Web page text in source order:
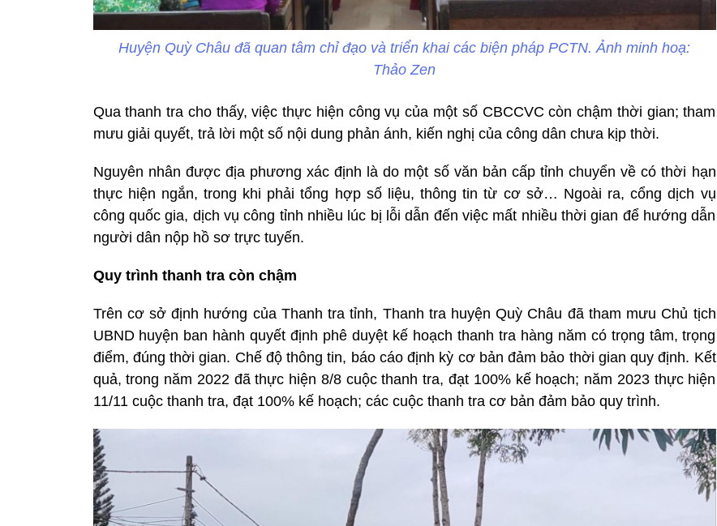
Huyện Quỳ Châu đã quan tâm chỉ đạo và triển khai các biện pháp PCTN. Ảnh minh hoạ:
Thảo Zen
Qua thanh tra cho thấy, việc thực hiện công vụ của một số CBCCVC còn chậm thời gian; tham
mưu giải quyết, trả lời một số nội dung phản ánh, kiến nghị của công dân chưa kịp thời.
Nguyên nhân được địa phương xác định là do một số văn bản cấp tỉnh chuyển về có thời hạn
thực hiện ngắn, trong khi phải tổng hợp số liệu, thông tin từ cơ sở… Ngoài ra, cổng dịch vụ
công quốc gia, dịch vụ công tỉnh nhiều lúc bị lỗi dẫn đến việc mất nhiều thời gian để hướng dẫn
người dân nộp hồ sơ trực tuyến.
Quy trình thanh tra còn chậm
Trên cơ sở định hướng của Thanh tra tỉnh, Thanh tra huyện Quỳ Châu đã tham mưu Chủ tịch
UBND huyện ban hành quyết định phê duyệt kế hoạch thanh tra hàng năm có trọng tâm, trọng
điểm, đúng thời gian. Chế độ thông tin, báo cáo định kỳ cơ bản đảm bảo thời gian quy định. Kết
quả, trong năm 2022 đã thực hiện 8/8 cuộc thanh tra, đạt 100% kế hoạch; năm 2023 thực hiện
11/11 cuộc thanh tra, đạt 100% kế hoạch; các cuộc thanh tra cơ bản đảm bảo quy trình.